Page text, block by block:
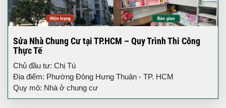
Sửa Nhà Chung Cư tại TP.HCM – Quy Trình Thi Công
Thực Tế
Chủ đầu tư: Chị Tú
Địa điểm: Phường Đông Hưng Thuận - TP. HCM
Quy mô: Nhà ở chung cư